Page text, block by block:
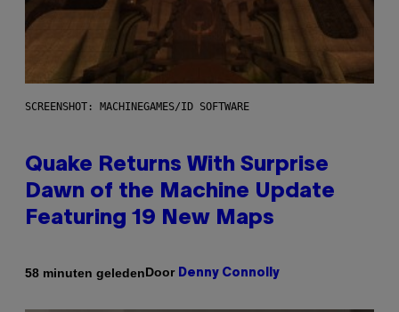
SCREENSHOT: MACHINEGAMES/ID SOFTWARE
Quake Returns With Surprise
Dawn of the Machine Update
Featuring 19 New Maps
58 minuten geledenDoor Denny Connolly